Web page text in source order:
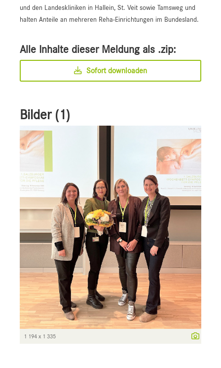
und den Landeskliniken in Hallein, St. Veit sowie Tamsweg und
halten Anteile an mehreren Reha-Einrichtungen im Bundesland.
Alle Inhalte dieser Meldung als .zip:
Sofort downloaden
Bilder (1)
1 194 x 1 335